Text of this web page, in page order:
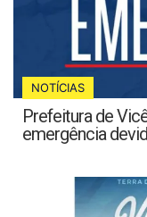
NOTÍCIAS
Prefeitura de
emergência